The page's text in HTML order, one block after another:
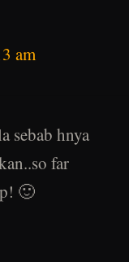
am
sebab hnya
far
🙂